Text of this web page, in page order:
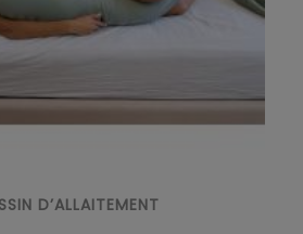
D’ALLAITEMENT